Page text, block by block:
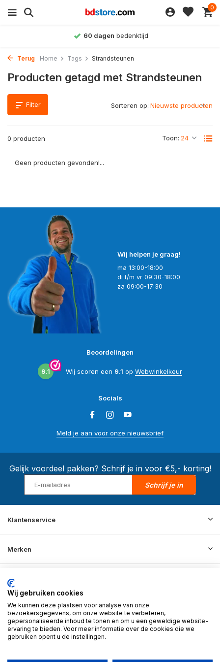
0
60 dagen bedenktijd
Terug Home Tags Strandsteunen
Producten getagd met Strandsteunen
Filter
0 producten Toon:
Sorteren op:
Geen producten gevonden!...
Wij helpen je graag!
ma 13:00-18:00
di t/m vr 09:30-18:00
za 09:00-17:30
Beoordelingen
9.1 Wij scoren een 9.1 op Webwinkelkeur
Socials
Meld je aan voor onze nieuwsbrief
Gelijk voordeel pakken? Schrijf je in voor €5,- korting!
Schrijf je in
Klantenservice
Merken
Informatie
Contact
© 2026 BD Store - Theme By
Wij gebruiken cookies
We kunnen deze plaatsen voor analyse van onze
bezoekersgegevens, om onze website te verbeteren,
gepersonaliseerde inhoud te tonen en om u een geweldige website-
ervaring te bieden. Voor meer informatie over de cookies die we
gebruiken opent u de instellingen.